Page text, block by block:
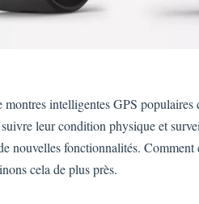
intelligentes GPS
leur condition physique et
nouvelles fonctionnalités.
cela de plus près.